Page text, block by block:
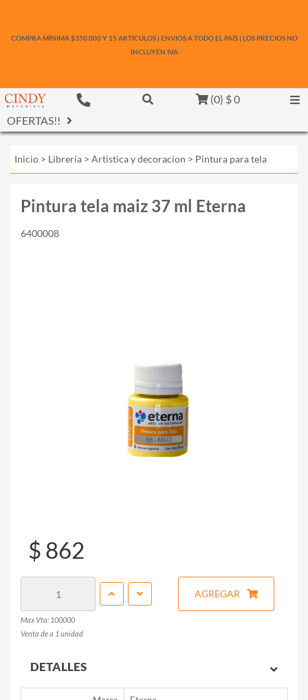
COMPRA MÍNIMA $350.000 Y 15 ARTÍCULOS | ENVIOS A TODO EL PAÍS | LOS PRECIOS NO
INCLUYEN IVA
(0) $ 0
OFERTAS!!
Inicio > Librería > Artistica y decoracion > Pintura para tela
Pintura tela maiz 37 ml Eterna
6400008
$ 862
Max Vta: 100000
Venta de a 1 unidad
AGREGAR
DETALLES